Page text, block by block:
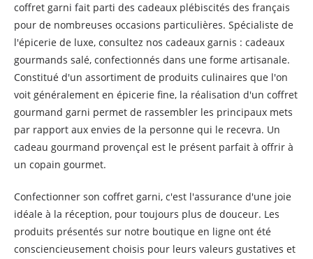
coffret garni fait parti des cadeaux plébiscités des français
pour de nombreuses occasions particulières. Spécialiste de
l'épicerie de luxe, consultez nos cadeaux garnis : cadeaux
gourmands salé, confectionnés dans une forme artisanale.
Constitué d'un assortiment de produits culinaires que l'on
voit généralement en épicerie fine, la réalisation d'un coffret
gourmand garni permet de rassembler les principaux mets
par rapport aux envies de la personne qui le recevra. Un
cadeau gourmand provençal est le présent parfait à offrir à
un copain gourmet.
Confectionner son coffret garni, c'est l'assurance d'une joie
idéale à la réception, pour toujours plus de douceur. Les
produits présentés sur notre boutique en ligne ont été
consciencieusement choisis pour leurs valeurs gustatives et